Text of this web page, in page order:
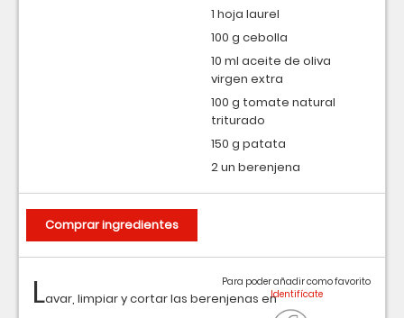
Lavar, limpiar y cortar las berenjenas en
Para poder añadir como favorito
1 hoja laurel
100 g cebolla
10 ml aceite de oliva
virgen extra
100 g tomate natural
triturado
150 g patata
2 un berenjena
Comprar ingredientes